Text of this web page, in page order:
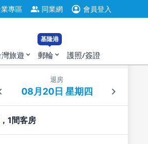
專區 group 同業網 account_circle 會員登入
灣旅遊 expand_more
基隆港
郵輪 expand_more 護照/簽證
退房
1間客房